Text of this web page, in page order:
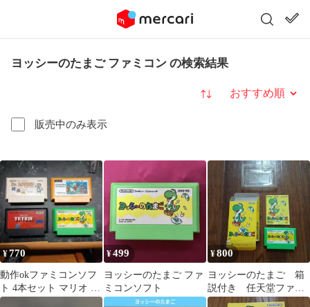
ヨッシーのたまご ファミコン の検索結果
販売中のみ表示
並び替え
¥770
動作okファミコンソフ
ト 4本セット マリオ テ
トリス ヨッシー ドクタ
¥499
ヨッシーのたまご ファ
ミコンソフト
¥800
ヨッシーのたまご 箱
説付き 任天堂ファミ
コンソフト